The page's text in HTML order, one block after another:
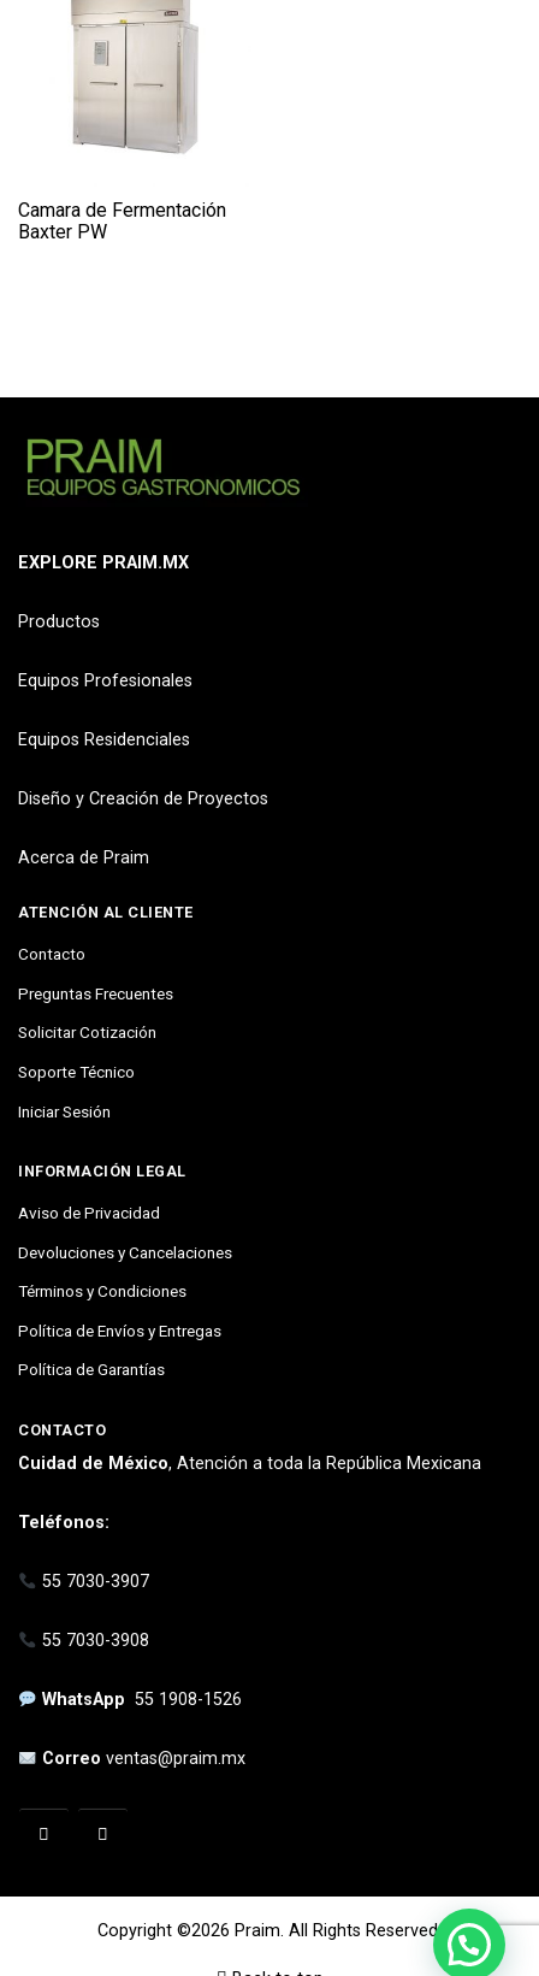
Camara de Fermentación
Baxter PW
EXPLORE PRAIM.MX
Productos
Equipos Profesionales
Equipos Residenciales
Diseño y Creación de Proyectos
Acerca de Praim
ATENCIÓN AL CLIENTE
Contacto
Preguntas Frecuentes
Solicitar Cotización
Soporte Técnico
Iniciar Sesión
INFORMACIÓN LEGAL
Aviso de Privacidad
Devoluciones y Cancelaciones
Términos y Condiciones
Política de Envíos y Entregas
Política de Garantías
CONTACTO
Cuidad de México, Atención a toda la República Mexicana
Teléfonos:
55 7030-3907
55 7030-3908
WhatsApp55 1908-1526
Correoventas@praim.mx
Copyright ©2026 Praim. All Rights Reserved.